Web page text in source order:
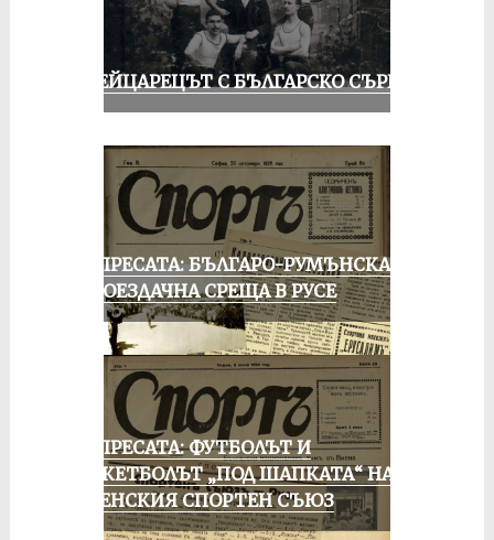
ШВЕЙЦАРЕЦЪТ С БЪЛГАРСКО СЪРЦЕ
ОТ ПРЕСАТА: БЪЛГАРО-РУМЪНСКА
КОЛОЕЗДАЧНА СРЕЩА В РУСЕ
ОТ ПРЕСАТА: ФУТБОЛЪТ И
БАСКЕТБОЛЪТ „ПОД ШАПКАТА“ НА
РУСЕНСКИЯ СПОРТЕН СЪЮЗ